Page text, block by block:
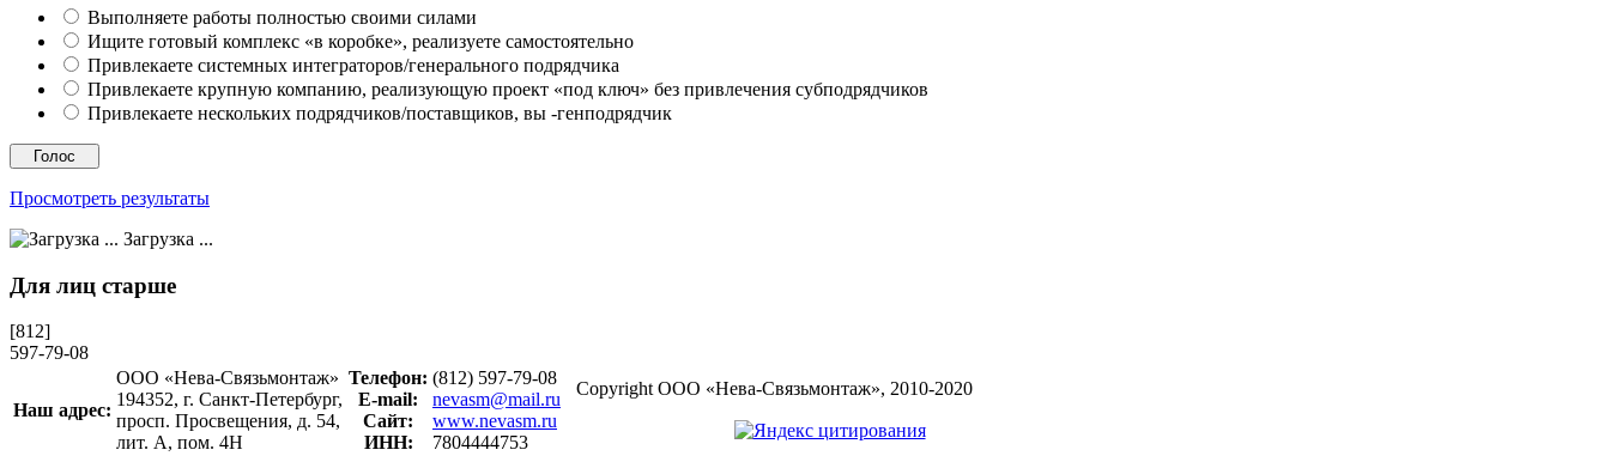
Выполняете работы полностью своими силами
Ищите готовый комплекс «в коробке», реализуете самостоятельно
Привлекаете системных интеграторов/генерального подрядчика
Привлекаете крупную компанию, реализующую проект «под ключ» без привлечения субподрядчиков
Привлекаете нескольких подрядчиков/поставщиков, вы -генподрядчик
Просмотреть результаты
Загрузка ...
Для лиц старше
[812]
597-79-08
Наш адрес:
ООО «Нева-Связьмонтаж»
194352, г. Санкт-Петербург,
просп. Просвещения, д. 54,
лит. А, пом. 4Н
Телефон:
E-mail:
Сайт:
ИНН:
(812) 597-79-08
nevasm@mail.ru
www.nevasm.ru
7804444753
Copyright ООО «Нева-Связьмонтаж», 2010-2020